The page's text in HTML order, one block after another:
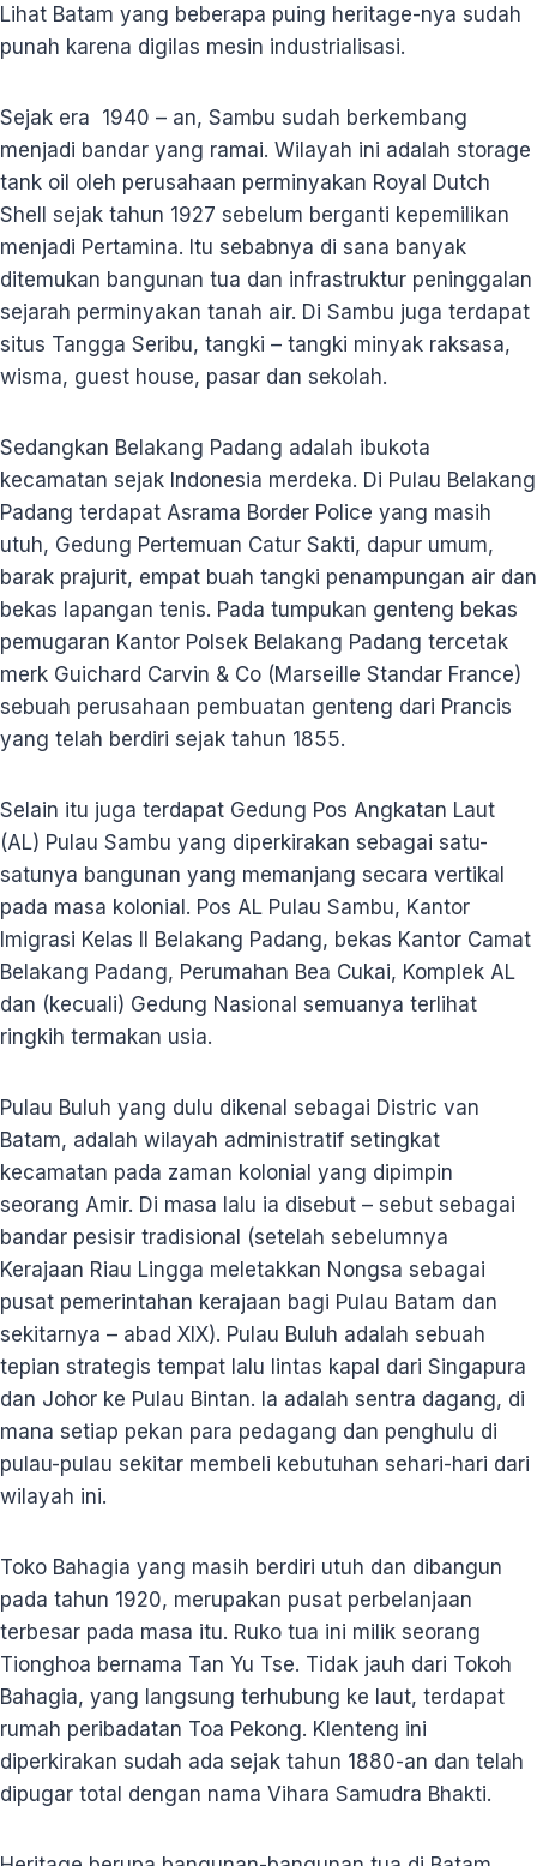
Lihat Batam yang beberapa puing heritage-nya sudah
punah karena digilas mesin industrialisasi.
Sejak era 1940 – an, Sambu sudah berkembang
menjadi bandar yang ramai. Wilayah ini adalah storage
tank oil oleh perusahaan perminyakan Royal Dutch
Shell sejak tahun 1927 sebelum berganti kepemilikan
menjadi Pertamina. Itu sebabnya di sana banyak
ditemukan bangunan tua dan infrastruktur peninggalan
sejarah perminyakan tanah air. Di Sambu juga terdapat
situs Tangga Seribu, tangki – tangki minyak raksasa,
wisma, guest house, pasar dan sekolah.
Sedangkan Belakang Padang adalah ibukota
kecamatan sejak Indonesia merdeka. Di Pulau Belakang
Padang terdapat Asrama Border Police yang masih
utuh, Gedung Pertemuan Catur Sakti, dapur umum,
barak prajurit, empat buah tangki penampungan air dan
bekas lapangan tenis. Pada tumpukan genteng bekas
pemugaran Kantor Polsek Belakang Padang tercetak
merk Guichard Carvin & Co (Marseille Standar France)
sebuah perusahaan pembuatan genteng dari Prancis
yang telah berdiri sejak tahun 1855.
Selain itu juga terdapat Gedung Pos Angkatan Laut
(AL) Pulau Sambu yang diperkirakan sebagai satu-
satunya bangunan yang memanjang secara vertikal
pada masa kolonial. Pos AL Pulau Sambu, Kantor
Imigrasi Kelas II Belakang Padang, bekas Kantor Camat
Belakang Padang, Perumahan Bea Cukai, Komplek AL
dan (kecuali) Gedung Nasional semuanya terlihat
ringkih termakan usia.
Pulau Buluh yang dulu dikenal sebagai Distric van
Batam, adalah wilayah administratif setingkat
kecamatan pada zaman kolonial yang dipimpin
seorang Amir. Di masa lalu ia disebut – sebut sebagai
bandar pesisir tradisional (setelah sebelumnya
Kerajaan Riau Lingga meletakkan Nongsa sebagai
pusat pemerintahan kerajaan bagi Pulau Batam dan
sekitarnya – abad XIX). Pulau Buluh adalah sebuah
tepian strategis tempat lalu lintas kapal dari Singapura
dan Johor ke Pulau Bintan. Ia adalah sentra dagang, di
mana setiap pekan para pedagang dan penghulu di
pulau-pulau sekitar membeli kebutuhan sehari-hari dari
wilayah ini.
Toko Bahagia yang masih berdiri utuh dan dibangun
pada tahun 1920, merupakan pusat perbelanjaan
terbesar pada masa itu. Ruko tua ini milik seorang
Tionghoa bernama Tan Yu Tse. Tidak jauh dari Tokoh
Bahagia, yang langsung terhubung ke laut, terdapat
rumah peribadatan Toa Pekong. Klenteng ini
diperkirakan sudah ada sejak tahun 1880-an dan telah
dipugar total dengan nama Vihara Samudra Bhakti.